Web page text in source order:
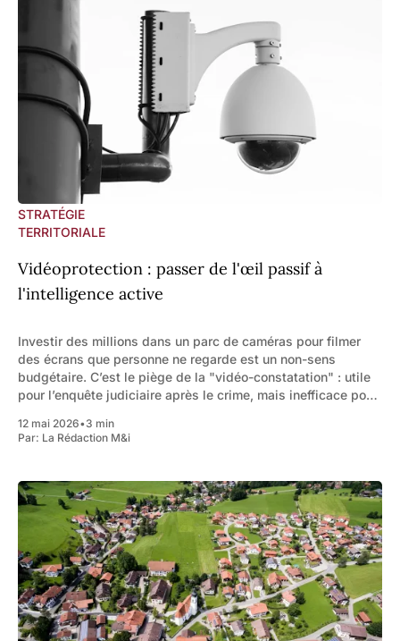
STRATÉGIE
TERRITORIALE
Vidéoprotection : passer de l'œil passif à
l'intelligence active
Investir des millions dans un parc de caméras pour filmer
des écrans que personne ne regarde est un non-sens
budgétaire. C’est le piège de la "vidéo-constatation" : utile
pour l’enquête judiciaire après le crime, mais inefficace pour
12 mai 2026•3 min
Par: La Rédaction M&i